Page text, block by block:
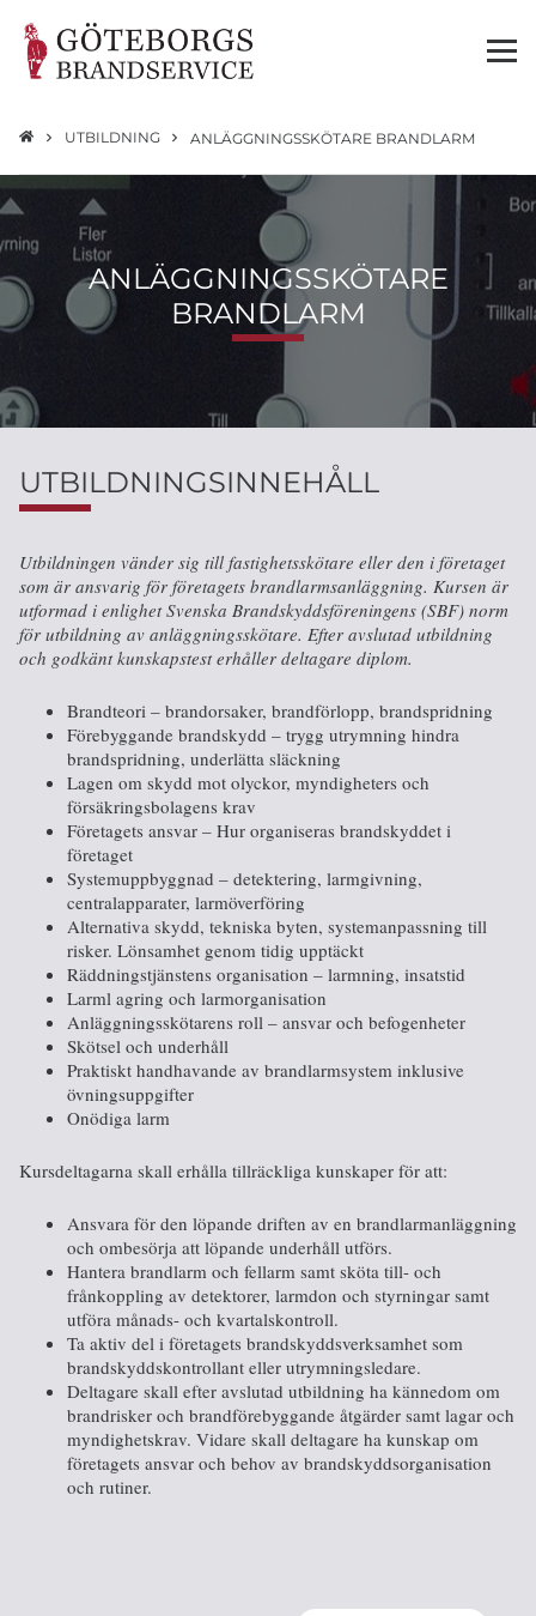
UTBILDNING ANLÄGGNINGSSKÖTARE BRANDLARM
ANLÄGGNINGSSKÖTARE
BRANDLARM
UTBILDNINGSINNEHÅLL
Utbildningen vänder sig till fastighetsskötare eller den i företaget
som är ansvarig för företagets brandlarmsanläggning. Kursen är
utformad i enlighet Svenska Brandskyddsföreningens (SBF) norm
för utbildning av anläggningsskötare. Efter avslutad utbildning
och godkänt kunskapstest erhåller deltagare diplom.
Brandteori – brandorsaker, brandförlopp, brandspridning
Förebyggande brandskydd – trygg utrymning hindra
brandspridning, underlätta släckning
Lagen om skydd mot olyckor, myndigheters och
försäkringsbolagens krav
Företagets ansvar – Hur organiseras brandskyddet i
företaget
Systemuppbyggnad – detektering, larmgivning,
centralapparater, larmöverföring
Alternativa skydd, tekniska byten, systemanpassning till
risker. Lönsamhet genom tidig upptäckt
Räddningstjänstens organisation – larmning, insatstid
Larml agring och larmorganisation
Anläggningsskötarens roll – ansvar och befogenheter
Skötsel och underhåll
Praktiskt handhavande av brandlarmsystem inklusive
övningsuppgifter
Onödiga larm
Kursdeltagarna skall erhålla tillräckliga kunskaper för att:
Ansvara för den löpande driften av en brandlarmanläggning
och ombesörja att löpande underhåll utförs.
Hantera brandlarm och fellarm samt sköta till- och
frånkoppling av detektorer, larmdon och styrningar samt
utföra månads- och kvartalskontroll.
Ta aktiv del i företagets brandskyddsverksamhet som
brandskyddskontrollant eller utrymningsledare.
Deltagare skall efter avslutad utbildning ha kännedom om
brandrisker och brandförebyggande åtgärder samt lagar och
myndighetskrav. Vidare skall deltagare ha kunskap om
företagets ansvar och behov av brandskyddsorganisation
och rutiner.